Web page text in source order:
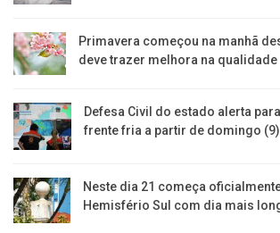
Primavera começou na manhã
deve trazer melhora na qualidade
Defesa Civil do estado alerta
frente fria a partir de domingo (9)
Neste dia 21 começa
Hemisfério Sul com dia mais